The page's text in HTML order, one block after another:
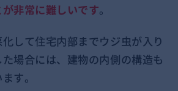
非常に難しいです。
して住宅内部までウジ虫が入り
場合には、建物の内側の構造も
す。